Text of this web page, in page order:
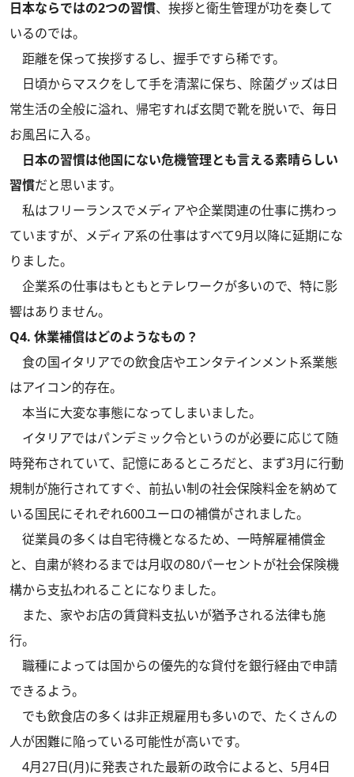
日本ならではの2つの習慣、挨拶と衛生管理が功を奏して
いるのでは。
距離を保って挨拶するし、握手ですら稀です。
日頃からマスクをして手を清潔に保ち、除菌グッズは日
常生活の全般に溢れ、帰宅すれば玄関で靴を脱いで、毎日
お風呂に入る。
日本の習慣は他国にない危機管理とも言える素晴らしい
習慣だと思います。
私はフリーランスでメディアや企業関連の仕事に携わっ
ていますが、メディア系の仕事はすべて9月以降に延期にな
りました。
企業系の仕事はもともとテレワークが多いので、特に影
響はありません。
Q4. 休業補償はどのようなもの？
食の国イタリアでの飲食店やエンタテインメント系業態
はアイコン的存在。
本当に大変な事態になってしまいました。
イタリアではパンデミック令というのが必要に応じて随
時発布されていて、記憶にあるところだと、まず3月に行動
規制が施行されてすぐ、前払い制の社会保険料金を納めて
いる国民にそれぞれ600ユーロの補償がされました。
従業員の多くは自宅待機となるため、一時解雇補償金
と、自粛が終わるまでは月収の80パーセントが社会保険機
構から支払われることになりました。
また、家やお店の賃貸料支払いが猶予される法律も施
行。
職種によっては国からの優先的な貸付を銀行経由で申請
できるよう。
でも飲食店の多くは非正規雇用も多いので、たくさんの
人が困難に陥っている可能性が高いです。
4月27日(月)に発表された最新の政令によると、5月4日